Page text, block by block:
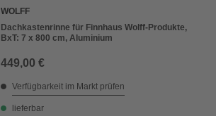
WOLFF
Dachkastenrinne für Finnhaus Wolff-Produkte,
BxT: 7 x 800 cm, Aluminium
449,00 €
Verfügbarkeit im Markt prüfen
lieferbar